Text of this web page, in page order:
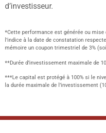
d’investisseur.
*Cette performance est générée ou
l’indice à la date de constatation
mémoire un coupon trimestriel de 3%
**Durée d’investissement maximale de
***Le capital est protégé à 100% si le
la durée maximale de l’investissement